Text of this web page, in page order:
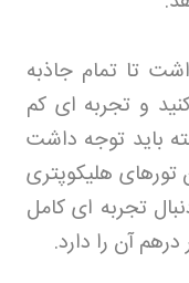
تا تمام جاذبه‌
و تجربه‌ ای کم‌
باید توجه داشت
تورهای هلیکوپتری
تجربه‌ ای کامل
آن را دارد.